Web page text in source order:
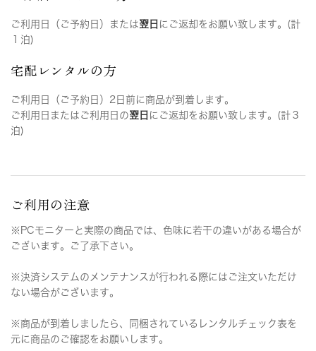
ご利用日（ご予約日）または翌日 にご返却をお願い致します。(計
１泊)
宅配レンタルの方
ご利用日（ご予約日）2日前に商品が到着します。
ご利用日またはご利用日の翌日 にご返却をお願い致します。(計３
泊)
ご利用の注意
※PCモニターと実際の商品では、色味に若干の違いがある場合が
ございます。ご了承下さい。
※決済システムのメンテナンスが行われる際にはご注文いただけ
ない場合がございます。
※商品が到着しましたら、同梱されているレンタルチェック表を
元に商品のご確認をお願いします。